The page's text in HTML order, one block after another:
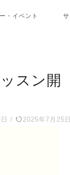
・イベント
スン開
/ 2025年7月25日